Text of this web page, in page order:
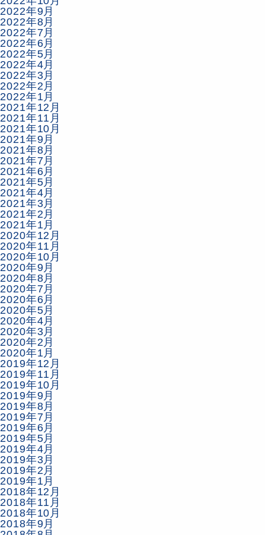
2022年9月
2022年8月
2022年7月
2022年6月
2022年5月
2022年4月
2022年3月
2022年2月
2022年1月
2021年12月
2021年11月
2021年10月
2021年9月
2021年8月
2021年7月
2021年6月
2021年5月
2021年4月
2021年3月
2021年2月
2021年1月
2020年12月
2020年11月
2020年10月
2020年9月
2020年8月
2020年7月
2020年6月
2020年5月
2020年4月
2020年3月
2020年2月
2020年1月
2019年12月
2019年11月
2019年10月
2019年9月
2019年8月
2019年7月
2019年6月
2019年5月
2019年4月
2019年3月
2019年2月
2019年1月
2018年12月
2018年11月
2018年10月
2018年9月